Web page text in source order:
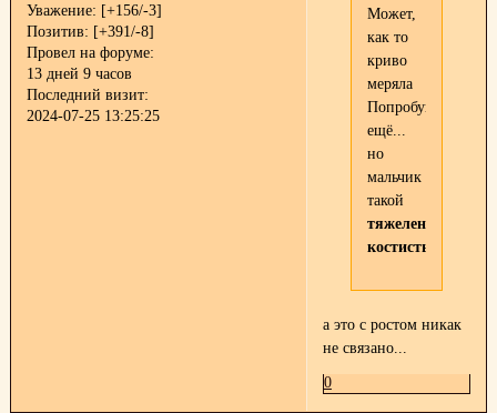
Уважение: [+156/-3]
Позитив: [+391/-8]
Провел на форуме:
13 дней 9 часов
Последний визит:
2024-07-25 13:25:25
Может,
как то
криво
меряла
Попробую
ещё...
но
мальчик
такой
тяжеленький,
костистый
а это с ростом никак
не связано...
0